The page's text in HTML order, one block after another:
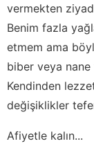
vermekten
Benim fazla
etmem ama
biber veya
Kendinden
değişiklikler
Afiyetle kalın...